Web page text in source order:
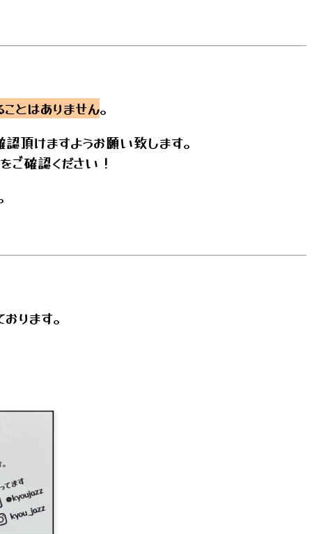
とはありません。
頂けますようお願い致します。
をご確認ください！
ります。